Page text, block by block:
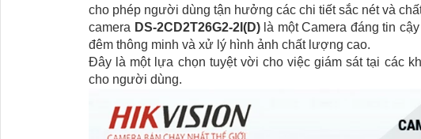
cho phép người dùng tận hưởng các chi tiết sắc nét và
camera DS-2CD2T26G2-2I(D)là một Camera đáng tin
đêm thông minh và xử lý hình ảnh chất lượng cao.
Đây là một lựa chọn tuyệt vời cho việc giám sát tại các
cho người dùng.